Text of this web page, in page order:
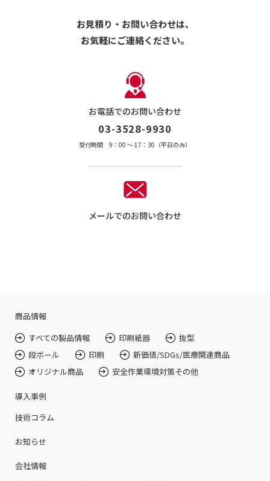
お見積り・お問い合わせは、
お気軽にご連絡ください。
お電話でのお問い合わせ
03-3528-9930
受付時間 9：00 〜 17：30（平日のみ）
メールでのお問い合わせ
商品情報
すべての製品情報
印刷紙器
抜型
段ボール
印刷
新価値/SDGs/医療関連商品
オリジナル商品
安全作業環境対策その他
導入事例
技術コラム
お知らせ
会社情報